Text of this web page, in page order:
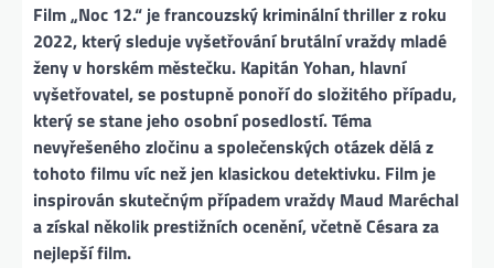
Film „Noc 12.“ je francouzský kriminální thriller z roku
2022, který sleduje vyšetřování brutální vraždy mladé
ženy v horském městečku. Kapitán Yohan, hlavní
vyšetřovatel, se postupně ponoří do složitého případu,
který se stane jeho osobní posedlostí. Téma
nevyřešeného zločinu a společenských otázek dělá z
tohoto filmu víc než jen klasickou detektivku. Film je
inspirován skutečným případem vraždy Maud Maréchal
a získal několik prestižních ocenění, včetně Césara za
nejlepší film.